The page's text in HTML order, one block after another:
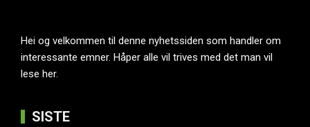
Hei og velkommen til denne nyhetssiden som handler om
interessante emner. Håper alle vil trives med det man vil
lese her.
SISTE